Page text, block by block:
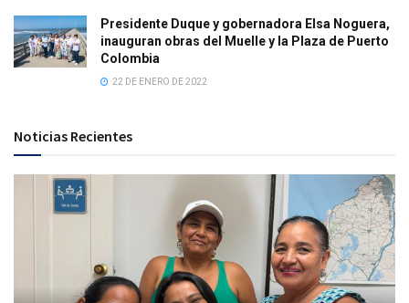
Presidente Duque y gobernadora Elsa Noguera,
inauguran obras del Muelle y la Plaza de Puerto
Colombia
22 DE ENERO DE 2022
Noticias Recientes